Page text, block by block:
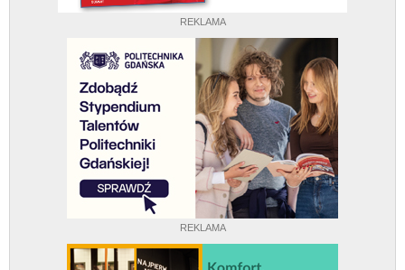
REKLAMA
REKLAMA